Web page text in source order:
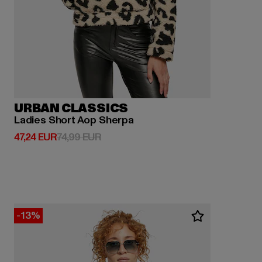
URBAN CLASSICS
Ladies Short Aop Sherpa
47,24 EUR
Derzeitiger Preis: 47,24 EUR
74,99 EURAktionspreis: 74,99 EUR
-13%